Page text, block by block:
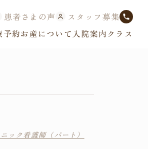
患者さまの声
スタッフ募集
予約お産について 入院案内 クラス
ック看護師（パート）